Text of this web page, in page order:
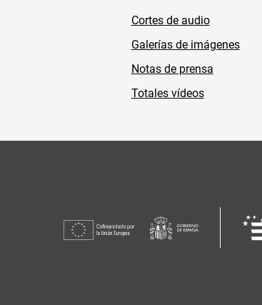
Cortes de audio
Galerías de imágenes
Notas de prensa
Totales vídeos